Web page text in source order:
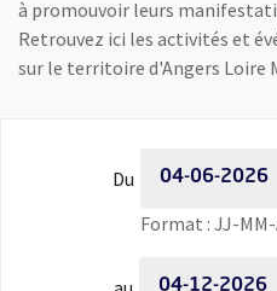
à promouvoir leurs
Retrouvez ici les activités et
sur le territoire d'Angers Loire
Du Filtrer les
Format : JJ-MM-
Filtrer les